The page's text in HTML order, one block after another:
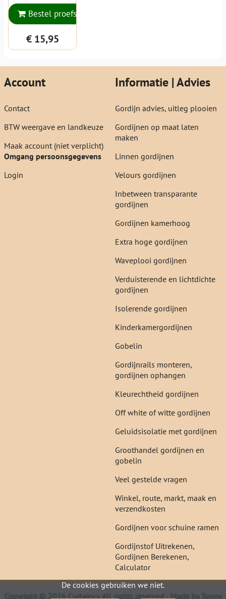
Bestel proefstaal
€ 15,95
De cookies gebruiken we niet.
Account
Contact
BTW weergave en landkeuze
Maak account (niet verplicht)
Omgang persoonsgegevens
Login
Informatie | Advies
Gordijn advies, uitleg plooien
Gordijnen op maat laten
maken
Linnen gordijnen
Velours gordijnen
Inbetween transparante
gordijnen
Gordijnen kamerhoog
Extra hoge gordijnen
Waveplooi gordijnen
Verduisterende en lichtdichte
gordijnen
Isolerende gordijnen
Kinderkamergordijnen
Gobelin
Gordijnrails monteren,
gordijnen ophangen
Kleurechtheid gordijnen
Off white of witte gordijnen
Geluidsisolatie met gordijnen
Groothandel gordijnen en
gobelin
Veel gestelde vragen
Winkel, route, markt, maak en
verzendkosten
Gordijnen voor schuine ramen
Gordijnstof Uitrekenen,
Gordijnen Berekenen,
Calculator
Copyright © 2026 Curtaincy. All rights reserved · Made by Tonny